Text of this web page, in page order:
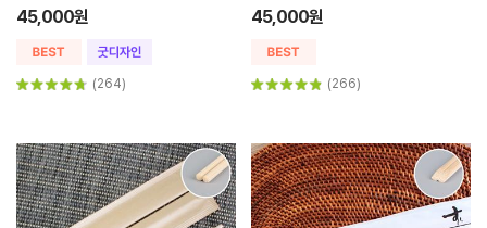
45,000원
(264)
45,000원
(266)